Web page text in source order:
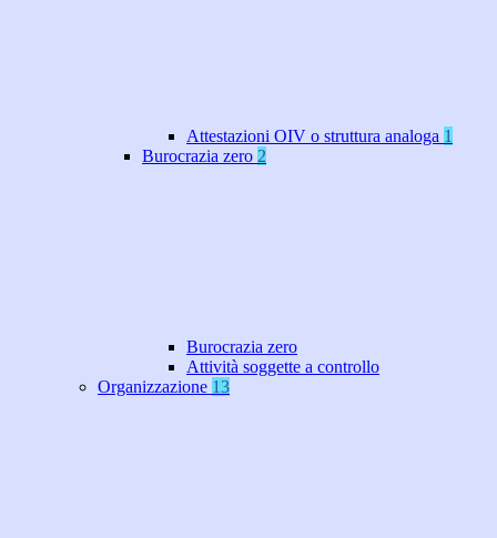
Attestazioni OIV o struttura analoga 1
Burocrazia zero 2
Burocrazia zero
Attività soggette a controllo
Organizzazione 13